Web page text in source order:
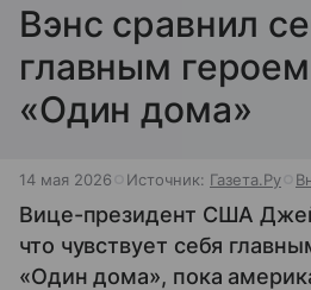
Вэнс сравнил
главным
«Один дома»
14 мая 2026 Источник: Газета.Ру
Вице-президент США
что чувствует себя
«Один дома», пока